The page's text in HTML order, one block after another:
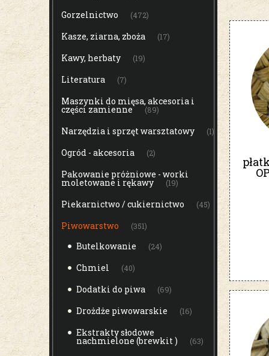
Gorzelnictwo (472)
Kasze, ziarna, zboża (17)
Kawy, herbaty (19)
Literatura (7)
Maszynki do mięsa, akcesoria i
części zamienne (89)
Narzędzia i sprzęt warsztatowy (1)
Ogród - akcesoria (2)
Pakowanie próżniowe - worki
moletowane i rękawy (19)
Piekarnictwo / cukiernictwo (45)
Piwowarstwo (351)
Butelkowanie (24)
Chmiel (40)
Dodatki do piwa (69)
Drożdże piwowarskie (16)
Ekstrakty słodowe
nachmielone (brewkit ) (63)